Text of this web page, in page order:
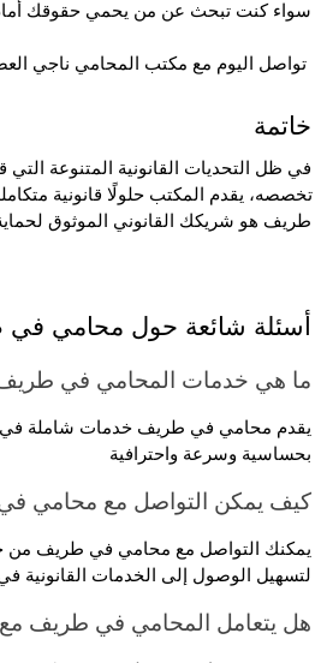
سواء كنت تبحث عن من يحمي حقوقك أمام
خاتمة
طريف هو شريكك القانوني الموثوق لحماية
أسئلة شائعة حول محامي
ما هي خدمات المحامي في طريف
بحساسية وسرعة واحترافية
كيف يمكن التواصل مع محامي
لتسهيل الوصول إلى الخدمات القانونية
هل يتعامل المحامي في طريف مع